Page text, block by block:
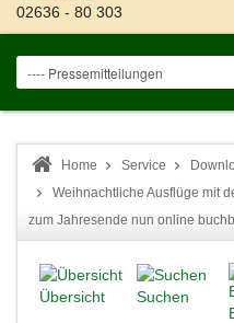
02636 - 80 303
Home Service
Weihnachtliche Ausflüge mit
zum Jahresende nun online
Übersicht
Suchen